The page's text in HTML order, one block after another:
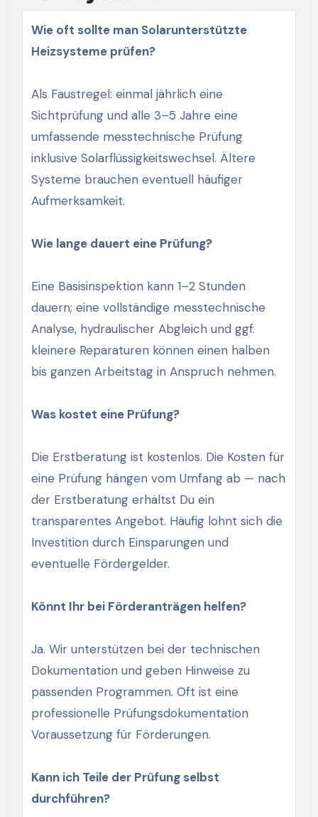
Wie oft sollte man Solarunterstützte
Heizsysteme prüfen?
Als Faustregel: einmal jährlich eine
Sichtprüfung und alle 3–5 Jahre eine
umfassende messtechnische Prüfung
inklusive Solarflüssigkeitswechsel. Ältere
Systeme brauchen eventuell häufiger
Aufmerksamkeit.
Wie lange dauert eine Prüfung?
Eine Basisinspektion kann 1–2 Stunden
dauern; eine vollständige messtechnische
Analyse, hydraulischer Abgleich und ggf.
kleinere Reparaturen können einen halben
bis ganzen Arbeitstag in Anspruch nehmen.
Was kostet eine Prüfung?
Die Erstberatung ist kostenlos. Die Kosten für
eine Prüfung hängen vom Umfang ab — nach
der Erstberatung erhältst Du ein
transparentes Angebot. Häufig lohnt sich die
Investition durch Einsparungen und
eventuelle Fördergelder.
Könnt Ihr bei Förderanträgen helfen?
Ja. Wir unterstützen bei der technischen
Dokumentation und geben Hinweise zu
passenden Programmen. Oft ist eine
professionelle Prüfungsdokumentation
Voraussetzung für Förderungen.
Kann ich Teile der Prüfung selbst
durchführen?